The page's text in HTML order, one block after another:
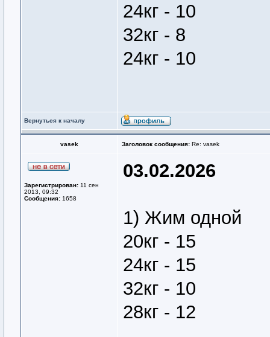
24кг - 10
32кг - 8
24кг - 10
Вернуться к началу
vasek Заголовок сообщения: Re: vasek
Зарегистрирован: 11 сен
2013, 09:32
Сообщения: 1658
03.02.2026
1) Жим одной
20кг - 15
24кг - 15
32кг - 10
28кг - 12